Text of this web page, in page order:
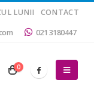
LUNII
CONTACT
021 3180447
0